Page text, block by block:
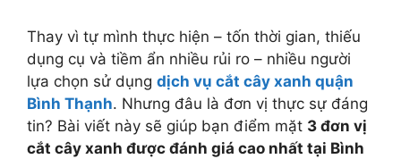
Thay vì tự mình thực hiện – tốn thời gian, thiếu
dụng cụ và tiềm ẩn nhiều rủi ro – nhiều người
lựa chọn sử dụng dịch vụ cắt cây xanh quận
Bình Thạnh. Nhưng đâu là đơn vị thực sự đáng
tin? Bài viết này sẽ giúp bạn điểm mặt 3 đơn vị
cắt cây xanh được đánh giá cao nhất tại Bình